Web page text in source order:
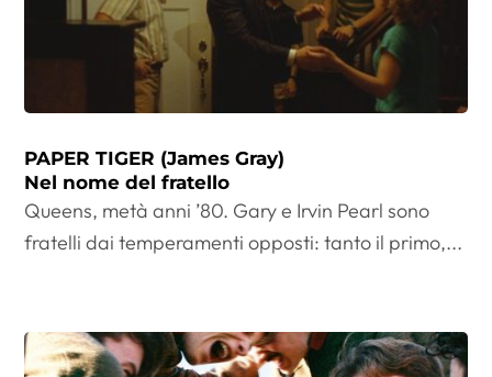
PAPER TIGER (James Gray)
Nel nome del fratello
Queens, metà anni ’80. Gary e Irvin Pearl sono
fratelli dai temperamenti opposti: tanto il primo,...